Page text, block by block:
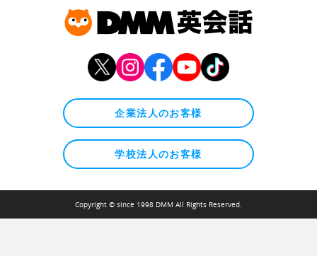
企業法人のお客様
学校法人のお客様
Copyright © since 1998 DMM All Rights Reserved.